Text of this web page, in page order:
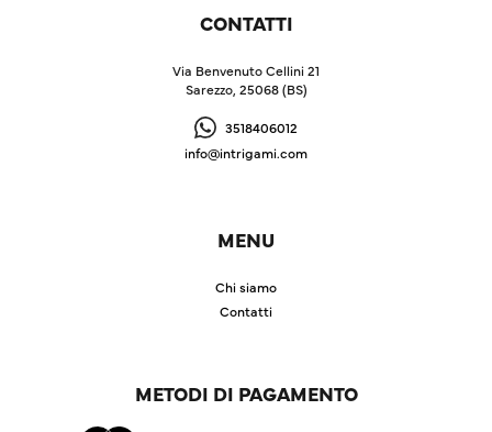
CONTATTI
Via Benvenuto Cellini 21
Sarezzo, 25068 (BS)
3518406012
info@intrigami.com
MENU
Chi siamo
Contatti
METODI DI PAGAMENTO